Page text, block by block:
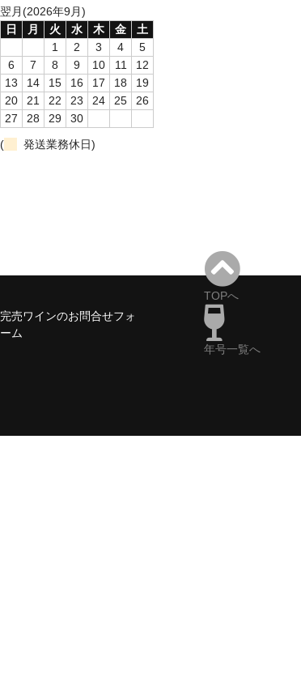
翌月(2026年9月)
日
月 火 水 木 金
土
1
2 3 4
5
6
7 8 9 10 11
12
13
14 15 16 17 18
19
20
21 22 23 24 25
26
27
28 29
30
(
発送業務休日)
TOPへ
年号一覧へ
完売ワインのお問合せフォ
ーム